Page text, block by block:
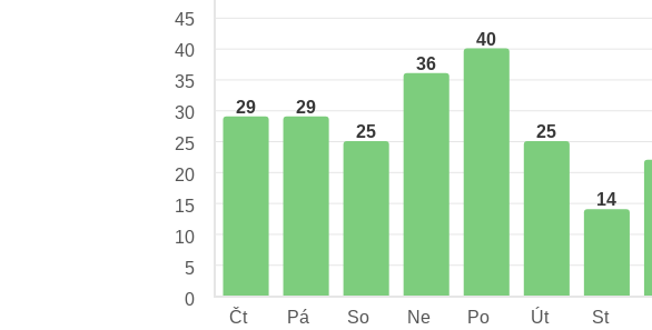
29 29
25
36
40
25
14
45
40
35
30
25
20
15
10
5
0
Čt
Pá So Ne Po Út St